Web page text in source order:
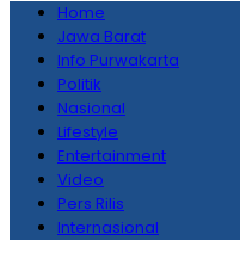
Home
Jawa Barat
Info Purwakarta
Politik
Nasional
Lifestyle
Entertainment
Video
Pers Rilis
Internasional